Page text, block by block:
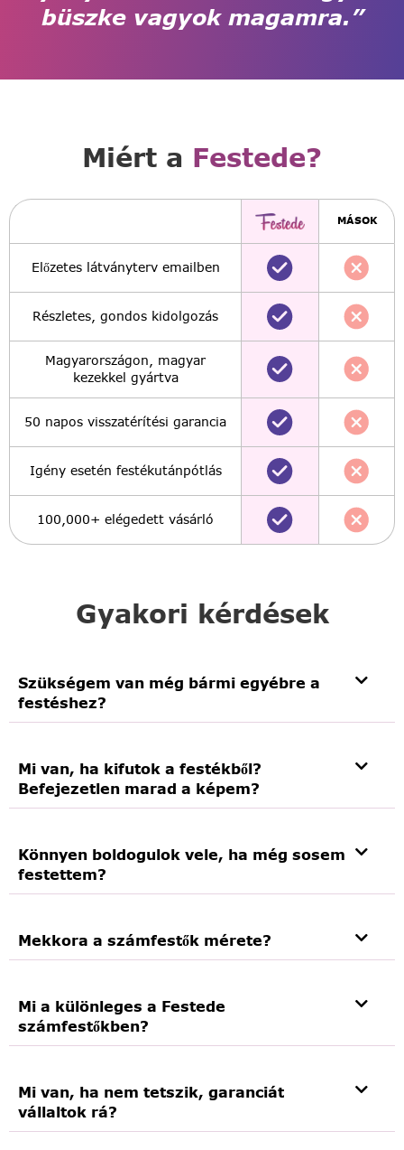
büszke vagyok magamra.”
Gyakori kérdések
Szükségem van még bármi egyébre a
festéshez?
Mi van, ha kifutok a festékből?
Befejezetlen marad a képem?
Könnyen boldogulok vele, ha még sosem
festettem?
Mekkora a számfestők mérete?
Mi a különleges a Festede
számfestőkben?
Mi van, ha nem tetszik, garanciát
vállaltok rá?
Miért a Festede?
MÁSOK
Előzetes látványterv emailben
Részletes, gondos kidolgozás
Magyarországon, magyar
kezekkel gyártva
50 napos visszatérítési garancia
Igény esetén festékutánpótlás
100,000+ elégedett vásárló